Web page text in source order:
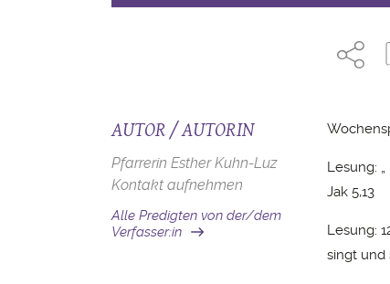
AUTOR / AUTORIN
Pfarrerin Esther Kuhn-Luz
Kontakt aufnehmen
Alle Predigten von der/dem
Verfasser:in
Lesung:
Jak 5,13
Lesung:
singt und